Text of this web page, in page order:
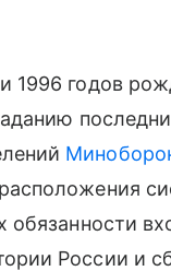
1996 годов
России и